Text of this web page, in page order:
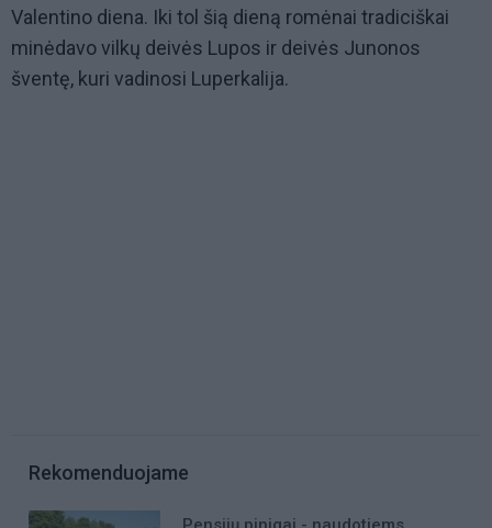
Valentino diena. Iki tol šią dieną romėnai tradiciškai
minėdavo vilkų deivės Lupos ir deivės Junonos
šventę, kuri vadinosi Luperkalija.
Rekomenduojame